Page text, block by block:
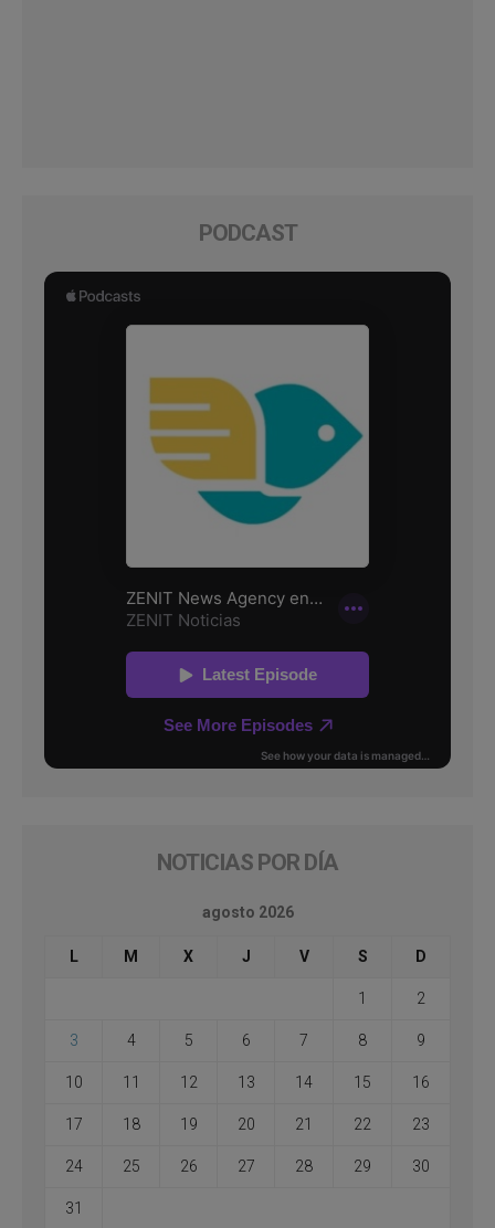
PODCAST
NOTICIAS POR DÍA
agosto 2026
L M X J V S D
1 2
3 4 5 6 7 8 9
10 11 12 13 14 15 16
17 18 19 20 21 22 23
24 25 26 27 28 29 30
31